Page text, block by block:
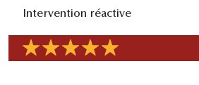
Intervention réactive